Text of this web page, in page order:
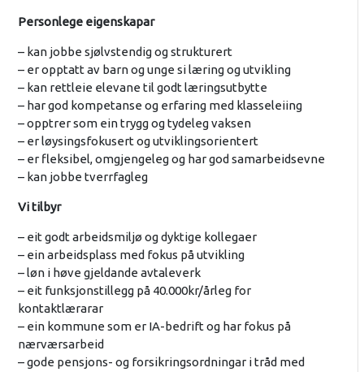
Personlege eigenskapar
– kan jobbe sjølvstendig og strukturert
– er opptatt av barn og unge si læring og utvikling
– kan rettleie elevane til godt læringsutbytte
– har god kompetanse og erfaring med klasseleiing
– opptrer som ein trygg og tydeleg vaksen
– er løysingsfokusert og utviklingsorientert
– er fleksibel, omgjengeleg og har god samarbeidsevne
– kan jobbe tverrfagleg
Vi tilbyr
– eit godt arbeidsmiljø og dyktige kollegaer
– ein arbeidsplass med fokus på utvikling
– løn i høve gjeldande avtaleverk
– eit funksjonstillegg på 40.000kr/årleg for
kontaktlærarar
– ein kommune som er IA-bedrift og har fokus på
nærværsarbeid
– gode pensjons- og forsikringsordningar i tråd med